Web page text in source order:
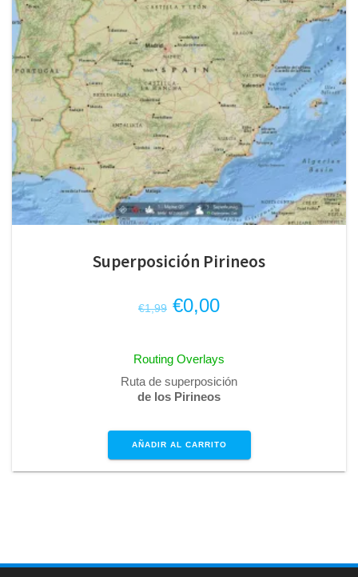
Superposición Pirineos
€1,99 El
original
era:
€1,99.
€0,00El
es:
€0,00.
Routing Overlays
Ruta de superposición
de los Pirineos
AÑADIR AL CARRITO